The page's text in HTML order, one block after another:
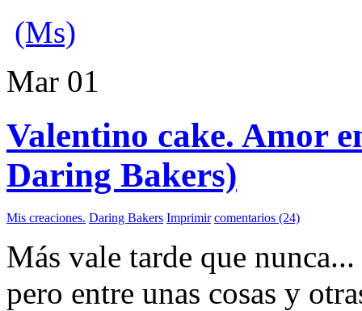
(Ms)
Mar 01
Valentino cake. Amor
Daring Bakers)
Mis creaciones. Daring Bakers Imprimir comentarios (24)
Más vale tarde que
pero entre unas cosas y